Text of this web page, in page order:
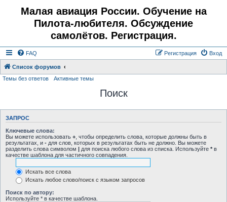
Малая авиация России. Обучение на
Пилота-любителя. Обсуждение
самолётов. Регистрация.
FAQ Вход
Регистрация
Список форумов
Темы без ответов
Активные темы
Поиск
ЗАПРОС
Ключевые слова:
Вы можете использовать + , чтобы определить слова, которые должны быть в
результатах, и - для слов, которых в результатах быть не должно. Вы можете
разделить слова символом | для поиска любого слова из списка. Используйте * в
качестве шаблона для частичного совпадения.
Искать все слова
Искать любое слово/поиск с языком запросов
Поиск по автору:
Используйте * в качестве шаблона.